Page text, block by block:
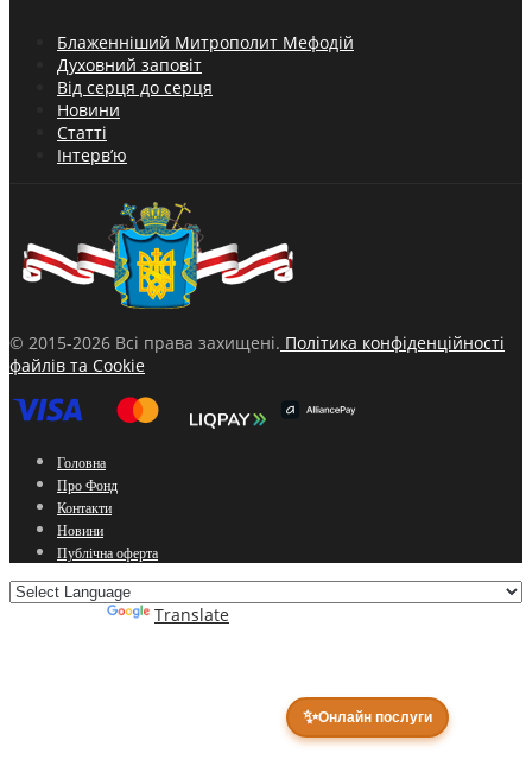
✨Онлайн послуги
Блаженніший Митрополит Мефодій
Духовний заповіт
Від серця до серця
Новини
Статті
Інтерв’ю
© 2015-2026 Всі права захищені. Політика конфіденційності
файлів та Cookie
Головна
Про Фонд
Контакти
Новини
Публічна оферта
Translate